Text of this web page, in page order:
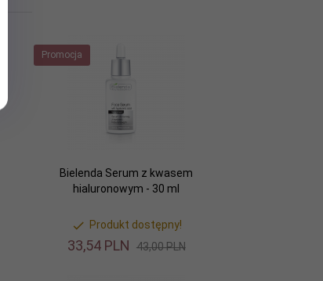
Promocja
Bielenda Serum z kwasem
hialuronowym - 30 ml
Produkt dostępny!
33,54 PLN 43,00 PLN